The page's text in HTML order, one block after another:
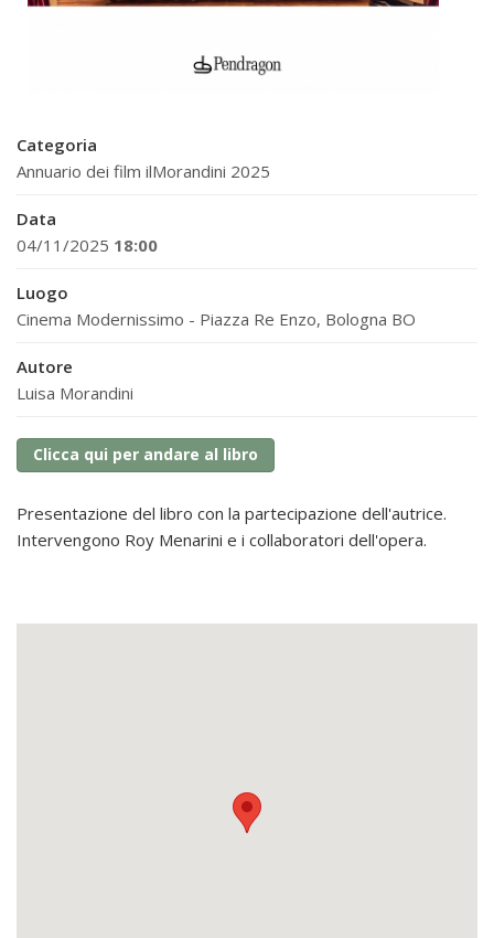
Categoria
Annuario dei film ilMorandini 2025
Data
04/11/2025 18:00
Luogo
Cinema Modernissimo - Piazza Re Enzo, Bologna BO
Autore
Luisa Morandini
Clicca qui per andare al libro
Presentazione del libro con la partecipazione dell'autrice.
Intervengono Roy Menarini e i collaboratori dell'opera.